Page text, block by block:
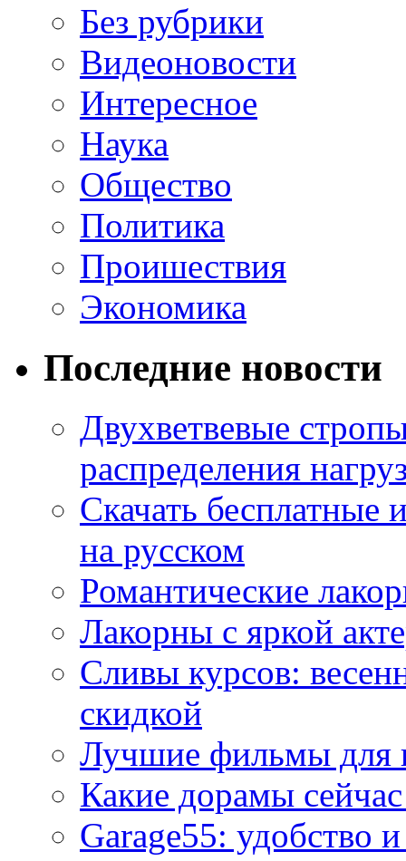
Без рубрики
Видеоновости
Интересное
Наука
Общество
Политика
Проишествия
Экономика
Последние новости
Двухветвевые
распределения
Скачать
на русском
Романтические
Лакорны с яркой
Сливы курсов:
скидкой
Лучшие фильмы для
Какие дорамы
Garage55: удобство